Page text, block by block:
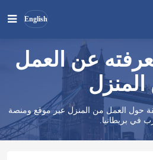
English
بحث
عن العمل
حول العمل من المنزل عبر موقع ومنصة
في بريطانيا.